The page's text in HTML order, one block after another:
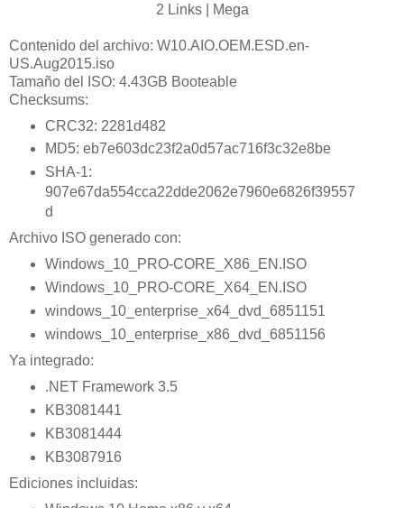
2 Links | Mega
Contenido del archivo: W10.AIO.OEM.ESD.en-
US.Aug2015.iso
Tamaño del ISO: 4.43GB Booteable
Checksums:
CRC32: 2281d482
MD5: eb7e603dc23f2a0d57ac716f3c32e8be
SHA-1:
907e67da554cca22dde2062e7960e6826f39557
d
Archivo ISO generado con:
Windows_10_PRO-CORE_X86_EN.ISO
Windows_10_PRO-CORE_X64_EN.ISO
windows_10_enterprise_x64_dvd_6851151
windows_10_enterprise_x86_dvd_6851156
Ya integrado:
.NET Framework 3.5
KB3081441
KB3081444
KB3087916
Ediciones incluidas: